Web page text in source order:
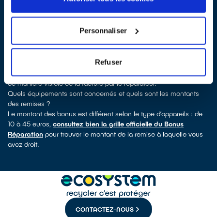
Personnaliser
Refuser
verrez pour quels types d’appareils ce professionnel a obtenu le
label. Réfrigérateur, sèche-linge, petit électroménager, télévision,
d’appareils son réparateur spécialisé et labellisé QualiRépar.
Consulter l’annuaire
Comment bénéficier du Bonus Réparation à Périgueux ?
Le Bonus Réparation est en vigueur chez tous les réparateurs
ayant obtenu le label QualiRépar. Il est déduit instantanément et
de manière visible de la facture par le réparateur.
Quels équipements sont concernés et quels sont les montants
des remises ?
Le montant des bonus est différent selon le type d’appareils : de
10 à 45 euros, consultez bien la grille officielle du Bonus
Réparation pour trouver le montant de la remise à laquelle vous
avez droit.
CONTACTEZ-NOUS